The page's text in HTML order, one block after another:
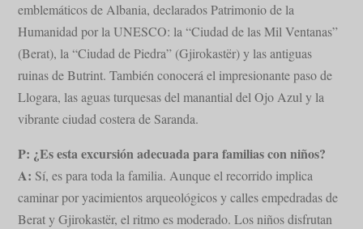
emblemáticos de Albania, declarados Patrimonio de la
Humanidad por la UNESCO: la “Ciudad de las Mil Ventanas”
(Berat), la “Ciudad de Piedra” (Gjirokastër) y las antiguas
ruinas de Butrint. También conocerá el impresionante paso de
Llogara, las aguas turquesas del manantial del Ojo Azul y la
vibrante ciudad costera de Saranda.
P: ¿Es esta excursión adecuada para familias con niños?
A: Sí, es para toda la familia. Aunque el recorrido implica
caminar por yacimientos arqueológicos y calles empedradas de
Berat y Gjirokastër, el ritmo es moderado. Los niños disfrutan